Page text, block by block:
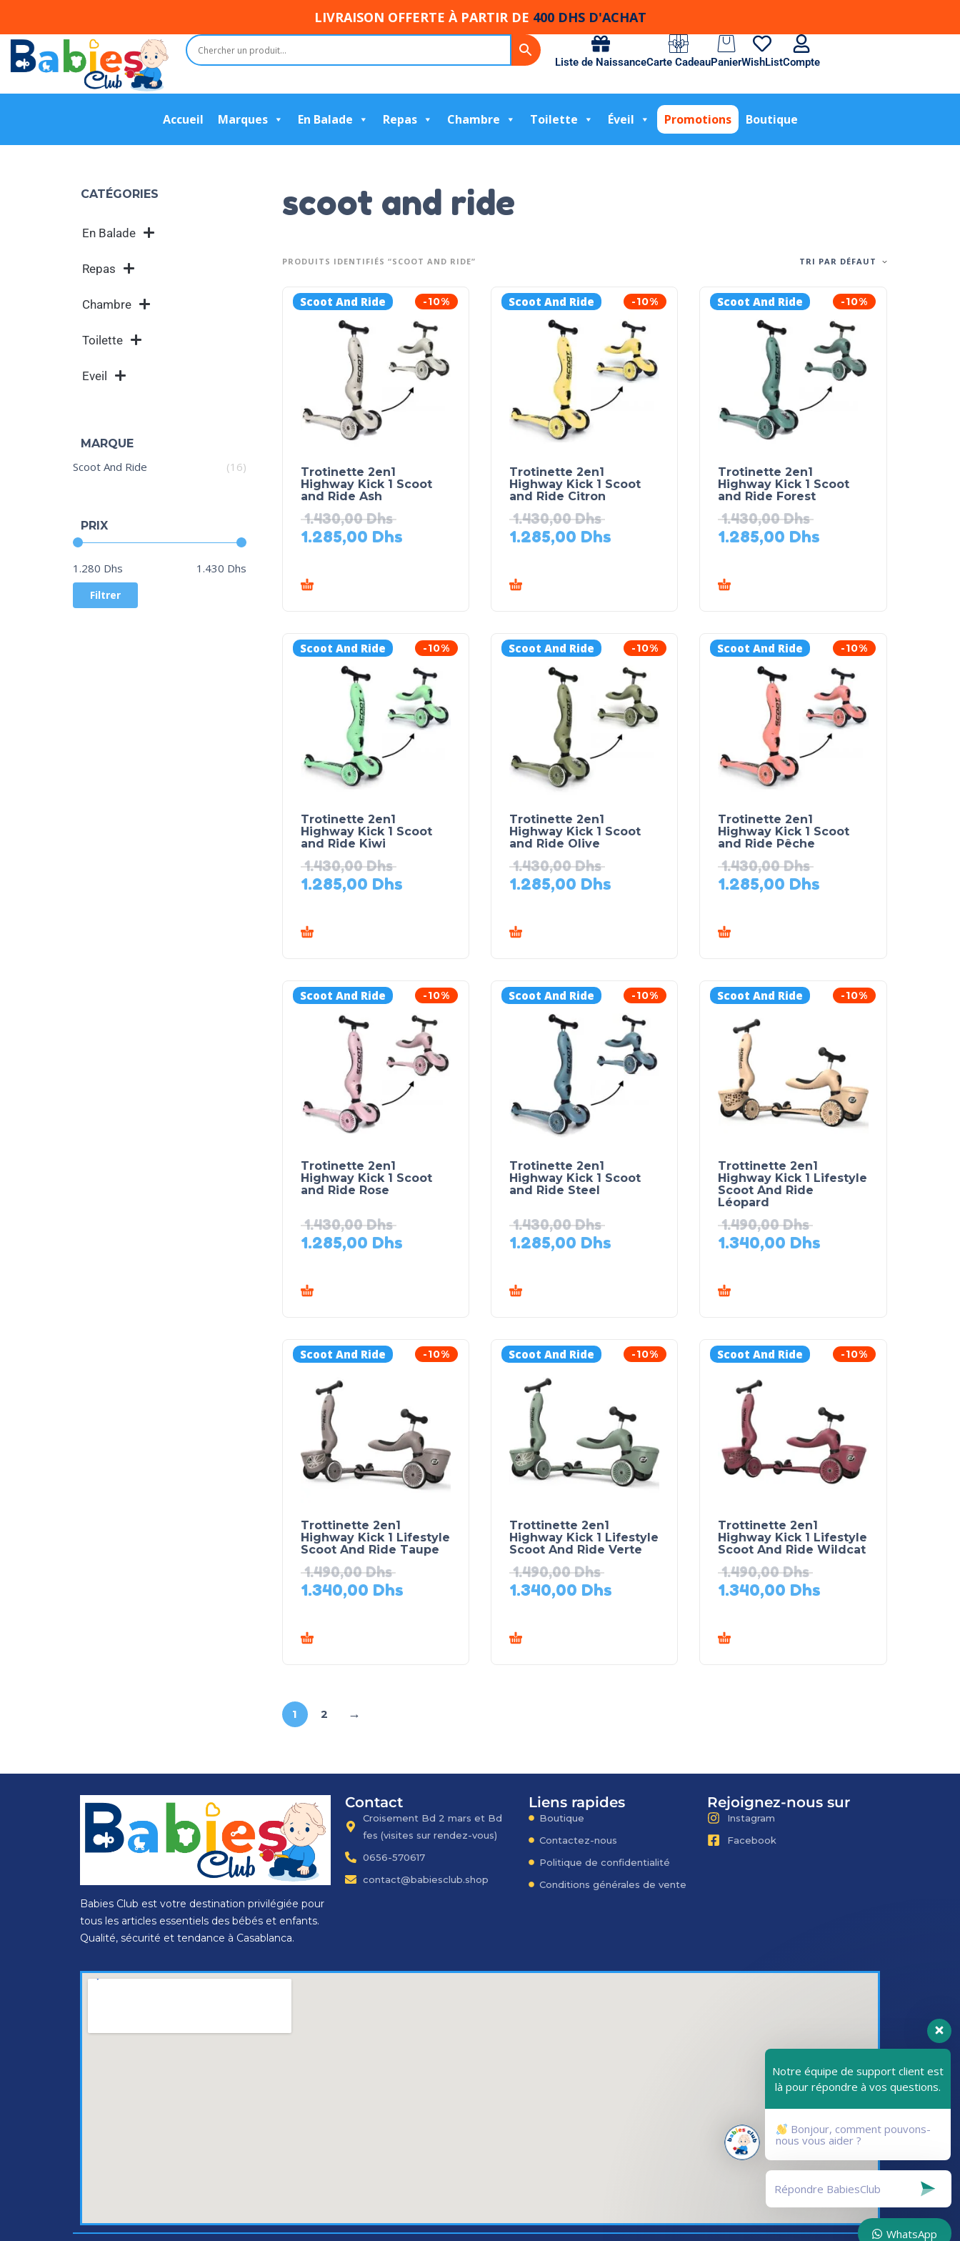
LIVRAISON OFFERTE À PARTIR DE 400 DHS D'ACHAT
Liste de NaissanceCarte CadeauPanierWishListCompte
Accueil Marques En Balade Repas Chambre Toilette Éveil Promotions Boutique
CATÉGORIES
En Balade
Repas
Chambre
Toilette
Eveil
MARQUE
Scoot And Ride (16)
PRIX
Filtrer
1.280 Dhs 1.430 Dhs
scoot and ride
PRODUITS IDENTIFIÉS “SCOOT AND RIDE” TRI PAR DÉFAUT
Scoot And Ride -10%
Trotinette 2en1
Highway Kick 1 Scoot
and Ride Ash
1.430,00Dhs
1.285,00 Dhs
Scoot And Ride -10%
Trotinette 2en1
Highway Kick 1 Scoot
and Ride Citron
1.430,00Dhs
1.285,00 Dhs
Scoot And Ride -10%
Trotinette 2en1
Highway Kick 1 Scoot
and Ride Forest
1.430,00Dhs
1.285,00 Dhs
Scoot And Ride -10%
Trotinette 2en1
Highway Kick 1 Scoot
and Ride Kiwi
1.430,00Dhs
1.285,00 Dhs
Scoot And Ride -10%
Trotinette 2en1
Highway Kick 1 Scoot
and Ride Olive
1.430,00Dhs
1.285,00 Dhs
Scoot And Ride -10%
Trotinette 2en1
Highway Kick 1 Scoot
and Ride Pêche
1.430,00Dhs
1.285,00 Dhs
Scoot And Ride -10%
Trotinette 2en1
Highway Kick 1 Scoot
and Ride Rose
1.430,00Dhs
1.285,00 Dhs
Scoot And Ride -10%
Trotinette 2en1
Highway Kick 1 Scoot
and Ride Steel
1.430,00Dhs
1.285,00 Dhs
Scoot And Ride -10%
Trottinette 2en1
Highway Kick 1 Lifestyle
Scoot And Ride
Léopard
1.490,00Dhs
1.340,00 Dhs
Scoot And Ride -10%
Trottinette 2en1
Highway Kick 1 Lifestyle
Scoot And Ride Taupe
1.490,00Dhs
1.340,00 Dhs
Scoot And Ride -10%
Trottinette 2en1
Highway Kick 1 Lifestyle
Scoot And Ride Verte
1.490,00Dhs
1.340,00 Dhs
Scoot And Ride -10%
Trottinette 2en1
Highway Kick 1 Lifestyle
Scoot And Ride Wildcat
1.490,00Dhs
1.340,00 Dhs
1 2 →
Babies Club est votre destination privilégiée pour
tous les articles essentiels des bébés et enfants.
Qualité, sécurité et tendance à Casablanca.
Contact
Croisement Bd 2 mars et Bd
fes​ (visites sur rendez-vous)
0656-570617
contact@babiesclub.shop
Liens rapides
Boutique
Contactez-nous
Politique de confidentialité
Conditions générales de vente
Rejoignez-nous sur
Instagram
Facebook
Notre équipe de support client est
là pour répondre à vos questions.
Bonjour, comment pouvons-
nous vous aider ?
WhatsApp